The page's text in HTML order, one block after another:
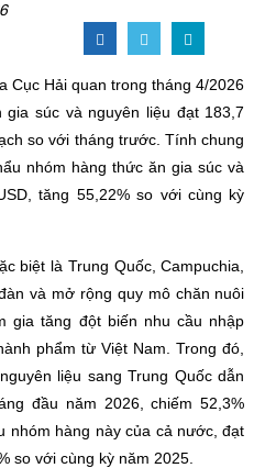
Cục Hải quan trong tháng 4/2026
súc và nguyên liệu đạt 183,7
so với tháng trước. Tính chung
nhóm hàng thức ăn gia súc và
tăng 55,22% so với cùng kỳ
biệt là Trung Quốc, Campuchia,
và mở rộng quy mô chăn nuôi
gia tăng đột biến nhu cầu nhập
phẩm từ Việt Nam. Trong đó,
liệu sang Trung Quốc dẫn
đầu năm 2026, chiếm 52,3%
nhóm hàng này của cả nước, đạt
so với cùng kỳ năm 2025.